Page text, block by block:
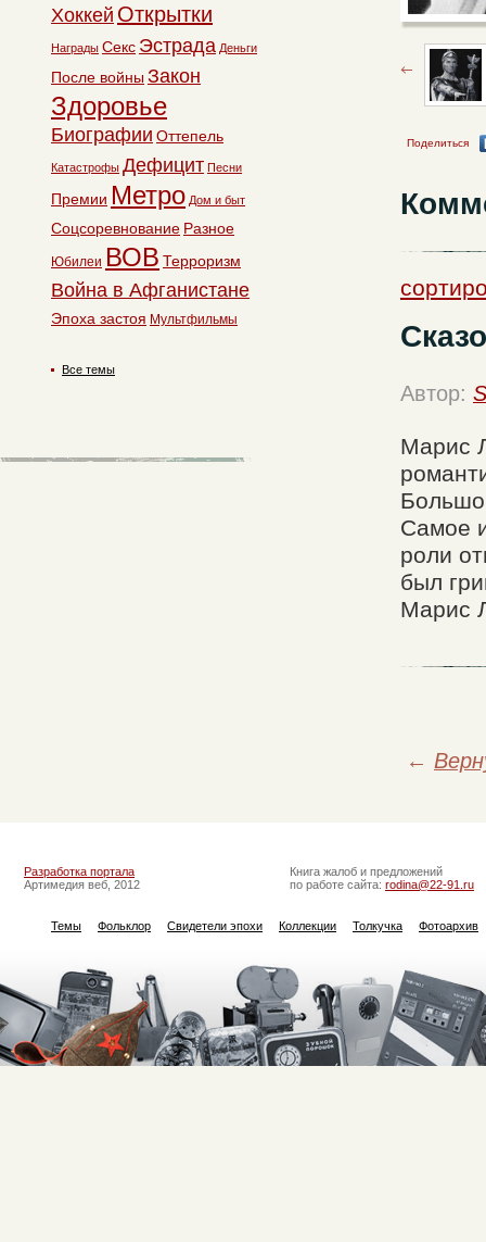
Поделиться
Автор:
Марис
Самое
роли
был
Марис
←
Хоккей Открытки
Награды Секс Эстрада Деньги
После войны Закон
Здоровье
Биографии Оттепель
Катастрофы Дефицит Песни
Премии Метро Дом и быт
Соцсоревнование Разное
Юбилеи ВОВ Терроризм
Война в Афганистане
Эпоха застоя Мультфильмы
Все темы
Разработка портала
Артимедия веб, 2012
Книга жалоб и предложений
по работе сайта: rodina@22-91.ru
Темы Фольклор Свидетели эпохи Коллекции Толкучка Фотоархив